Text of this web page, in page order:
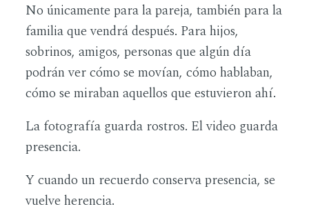
No únicamente para la pareja, también para la
familia que vendrá después. Para hijos,
sobrinos, amigos, personas que algún día
podrán ver cómo se movían, cómo hablaban,
cómo se miraban aquellos que estuvieron ahí.
La fotografía guarda rostros. El video guarda
presencia.
Y cuando un recuerdo conserva presencia, se
vuelve herencia.